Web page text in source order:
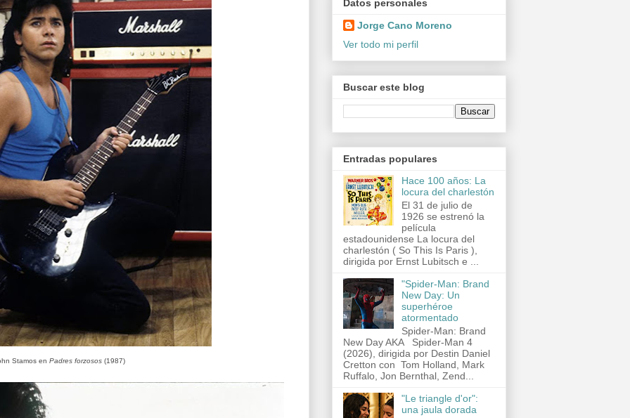
Stamos en Padres forzosos(1987)
Datos personales
Jorge Cano Moreno
Ver todo mi perfil
Buscar este blog
Entradas populares
Hace 100 años: La
locura del charlestón
El 31 de julio de
1926 se estrenó la
película
estadounidense La locura del
charlestón ( So This Is Paris ),
dirigida por Ernst Lubitsch e ...
"Spider-Man: Brand
New Day: Un
superhéroe
atormentado
Spider-Man: Brand
New Day AKA Spider-Man 4
(2026), dirigida por Destin Daniel
Cretton con Tom Holland, Mark
Ruffalo, Jon Bernthal, Zend...
"Le triangle d'or":
una jaula dorada